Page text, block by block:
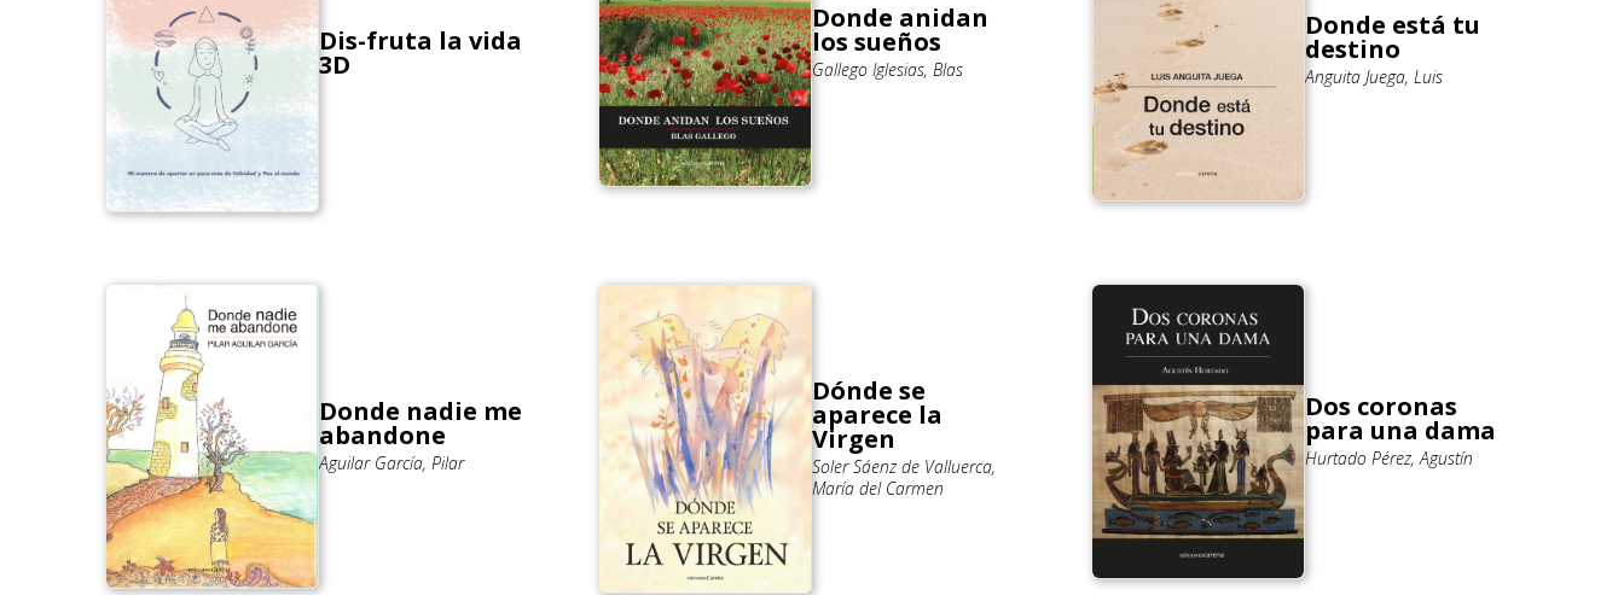
Dis-fruta la vida
3D
Donde anidan
los sueños
Gallego Iglesias, Blas
Donde está tu
destino
Anguita Juega, Luis
Donde nadie me
abandone
Aguilar García, Pilar
Dónde se
aparece la
Virgen
Soler Sáenz de Valluerca,
María del Carmen
Dos coronas
para una dama
Hurtado Pérez, Agustín